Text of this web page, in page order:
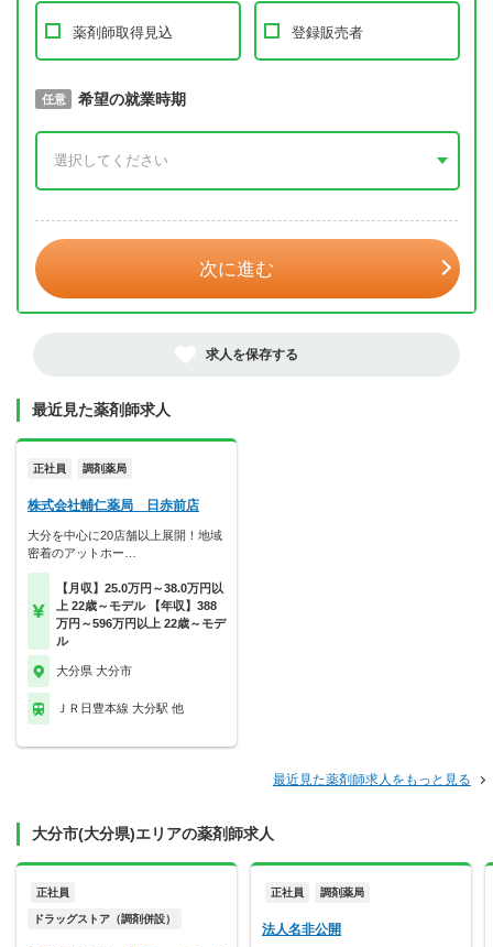
薬剤師取得見込 登録販売者
必須 取得予定年
任意 希望の就業時期
次に進む
求人を保存する
最近見た薬剤師求人
正社員 調剤薬局
株式会社輔仁薬局 日赤前店
大分を中心に20店舗以上展開！地域
密着のアットホー…
【月収】25.0万円～38.0万円以
上 22歳～モデル 【年収】388
万円～596万円以上 22歳～モデ
ル
大分県 大分市
ＪＲ日豊本線 大分駅 他
最近見た薬剤師求人をもっと見る
大分市(大分県)エリアの薬剤師求人
正社員
ドラッグストア（調剤併設）
正社員 調剤薬局
法人名非公開